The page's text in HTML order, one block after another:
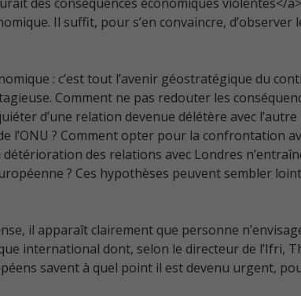
Il suffit, pour s’en convaincre,
: c’est tout l’avenir géostratégique du
Comment ne pas redouter les
d’une relation devenue délétère avec
l’ONU ? Comment opter pour la confrontation
des relations avec Londres
? Ces hypothèses peuvent sembler
il apparaît clairement que personne
international dont, selon le directeur de l’Ifri,
savent à quel point il est devenu urgent,